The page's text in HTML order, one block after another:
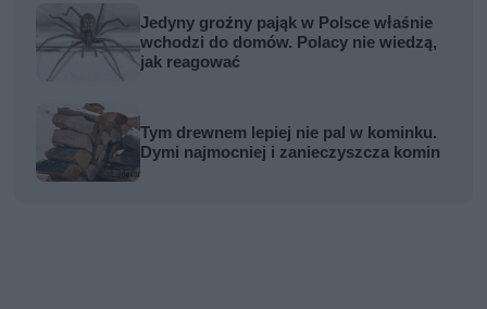
Jedyny groźny pająk w Polsce właśnie
wchodzi do domów. Polacy nie wiedzą,
jak reagować
Tym drewnem lepiej nie pal w kominku.
Dymi najmocniej i zanieczyszcza komin